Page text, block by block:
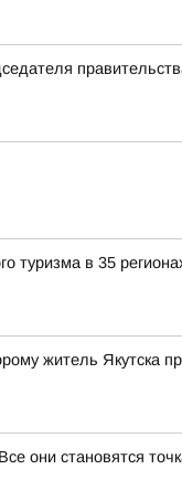
в 35
житель Якутска
они становятся